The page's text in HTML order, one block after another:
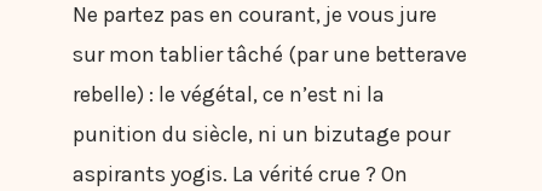
Ne partez pas en courant, je vous jure
sur mon tablier tâché (par une betterave
rebelle) : le végétal, ce n’est ni la
punition du siècle, ni un bizutage pour
aspirants yogis. La vérité crue ? On